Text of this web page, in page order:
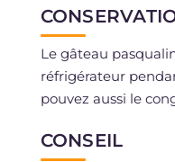
Le gâteau
réfrigérateur
pouvez aussi le
CONSEIL